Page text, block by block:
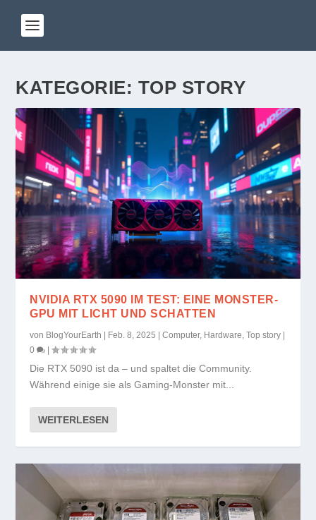
KATEGORIE: TOP STORY
NVIDIA RTX 5090 IM TEST: EINE MONSTER-
GPU MIT LICHT UND SCHATTEN
von BlogYourEarth | Feb. 8, 2025 |Computer, Hardware ,Top story |
0
|
Die RTX 5090 ist da – und spaltet die Community.
Während einige sie als Gaming-Monster mit...
WEITERLESEN